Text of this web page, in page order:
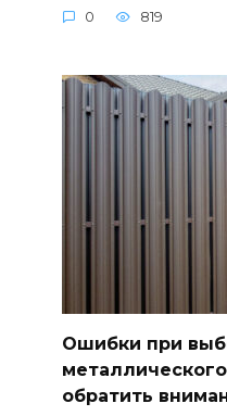
0 819
Ошибки при
обратить